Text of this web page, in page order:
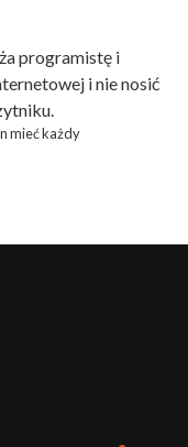
programistę i
i nie nosić
mieć każdy